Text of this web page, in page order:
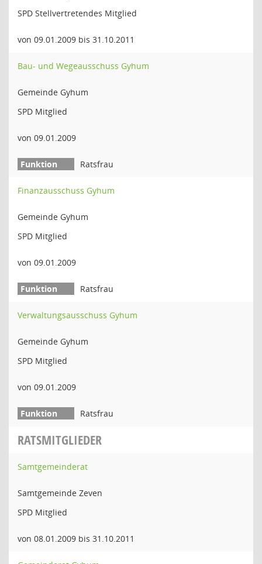
SPD Stellvertretendes Mitglied
von 09.01.2009 bis 31.10.2011
Bau- und Wegeausschuss Gyhum
Gemeinde Gyhum
SPD Mitglied
von 09.01.2009
Ratsfrau
Finanzausschuss Gyhum
Gemeinde Gyhum
SPD Mitglied
von 09.01.2009
Ratsfrau
Verwaltungsausschuss Gyhum
Gemeinde Gyhum
SPD Mitglied
von 09.01.2009
Ratsfrau
RATSMITGLIEDER
Samtgemeinderat
Samtgemeinde Zeven
SPD Mitglied
von 08.01.2009 bis 31.10.2011